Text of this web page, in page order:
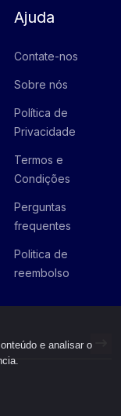
e analisar o
Ajuda
Contate-nos
Sobre nós
Política de
Privacidade
Termos e
Condições
Perguntas
frequentes
Politica de
reembolso